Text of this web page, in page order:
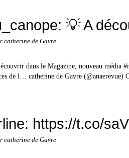
💡 A
catherine de Gavre
dans le Magazine, nouveau média
de l… catherine de Gavre (@anaerevue)
https://t.co/
catherine de Gavre